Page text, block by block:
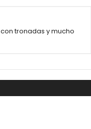
con tronadas y mucho